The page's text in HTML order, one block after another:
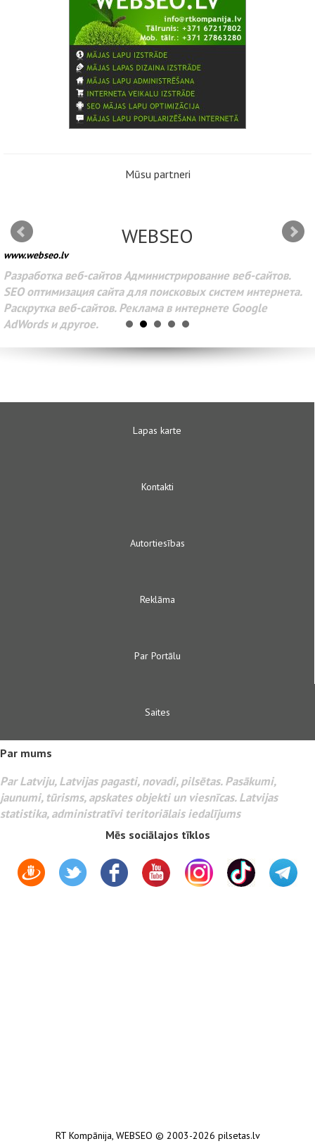
Mūsu partneri
WEBSEO
www.webseo.lv
Разработка веб-сайтов Администрирование веб-сайтов.
SEO оптимизация сайта для поисковых систем интернета.
Раскрутка веб-сайтов. Реклама в интернете Google
AdWords и другое.
Lapas karte
Kontakti
Autortiesības
Reklāma
Par Portālu
Saites
Par mums
Par Latviju, Latvijas pagasti, novadi, pilsētas. Pasākumi,
jaunumi, tūrisms, apskates objekti un viesnīcas. Latvijas
statistika, administratīvi teritoriālais iedalījums
Mēs sociālajos tīklos
RT Kompānija, WEBSEO © 2003-2026 pilsetas.lv